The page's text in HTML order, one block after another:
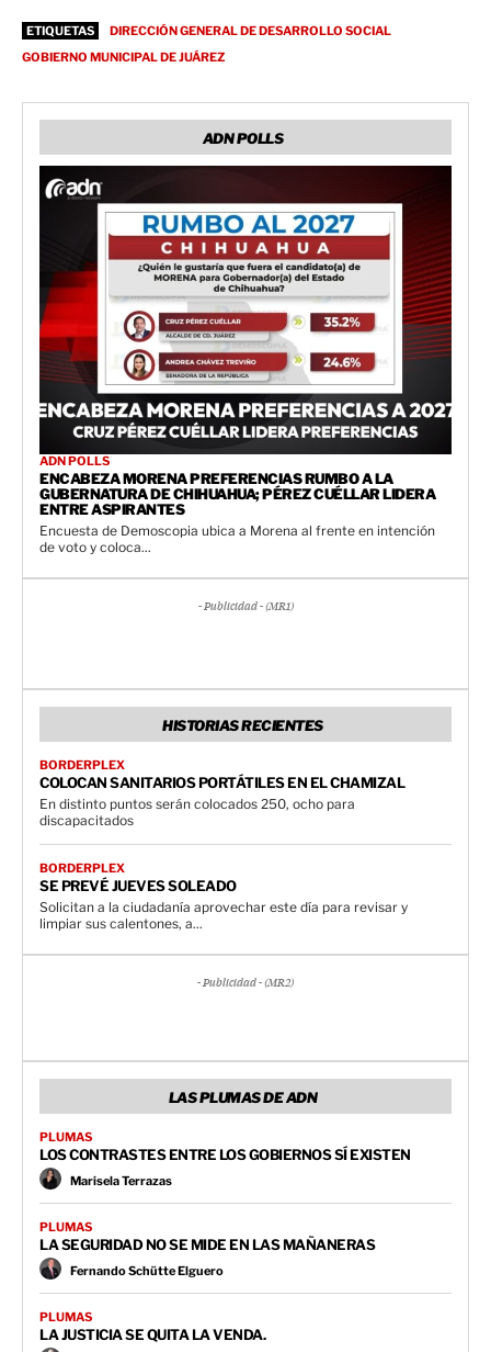
ETIQUETAS
DIRECCIÓN GENERAL DE DESARROLLO SOCIAL
GOBIERNO MUNICIPAL DE JUÁREZ
ADN POLLS
ADN POLLS
ENCABEZA MORENA PREFERENCIAS RUMBO A LA
GUBERNATURA DE CHIHUAHUA; PÉREZ CUÉLLAR LIDERA
ENTRE ASPIRANTES
Encuesta de Demoscopia ubica a Morena al frente en intención
de voto y coloca...
- Publicidad - (MR1)
HISTORIAS RECIENTES
BORDERPLEX
COLOCAN SANITARIOS PORTÁTILES EN EL CHAMIZAL
En distinto puntos serán colocados 250, ocho para
discapacitados
BORDERPLEX
SE PREVÉ JUEVES SOLEADO
Solicitan a la ciudadanía aprovechar este día para revisar y
limpiar sus calentones, a...
- Publicidad - (MR2)
LAS PLUMAS DE ADN
PLUMAS
LOS CONTRASTES ENTRE LOS GOBIERNOS SÍ EXISTEN
Marisela Terrazas
PLUMAS
LA SEGURIDAD NO SE MIDE EN LAS MAÑANERAS
Fernando Schütte Elguero
PLUMAS
LA JUSTICIA SE QUITA LA VENDA.